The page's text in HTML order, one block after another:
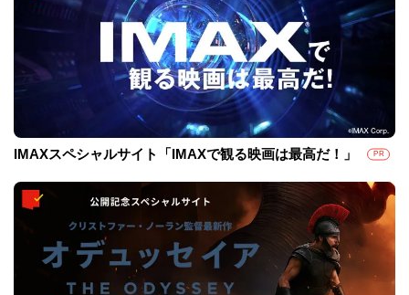
IMAXスペシャルサイト「IMAXで観る映画は最高だ！」 PR